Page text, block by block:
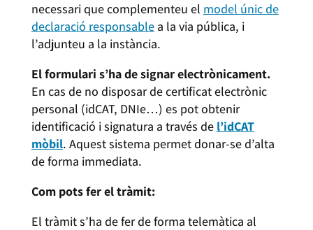
necessari que complementeu el model únic de
declaració responsablea la via pública, i
l’adjunteu a la instància.
El formulari s’ha de signar electrònicament.
En cas de no disposar de certificat electrònic
personal (idCAT, DNIe…) es pot obtenir
identificació i signatura a través de l’idCAT
mòbil. Aquest sistema permet donar-se d’alta
de forma immediata.
Com pots fer el tràmit:
El tràmit s’ha de fer de forma telemàtica al